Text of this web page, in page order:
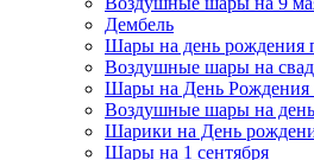
Дембель
Шары на день рождения
Воздушные шары на
Шары на День Рождения
Воздушные шары на день
Шарики на День
Шары на 1 сентября